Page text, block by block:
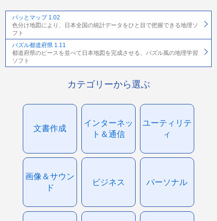
パッとマップ 1.02
色分け地図により、日本全国の統計データをひと目で把握できる地理ソ
フト
パズル都道府県 1.11
都道府県のピースを並べて日本地図を完成させる、パズル風の地理学習
ソフト
カテゴリーから選ぶ
文書作成
インターネッ
ト＆通信
ユーティリテ
ィ
画像＆サウン
ド
ビジネス パーソナル